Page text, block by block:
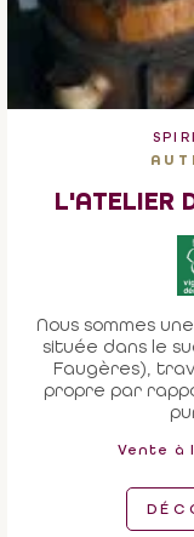
L'ATELIER
Nous sommes
située dans le
Faugères),
propre par
Vente à